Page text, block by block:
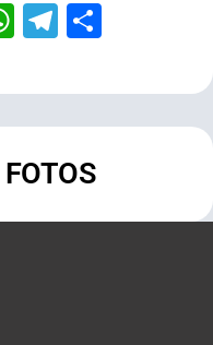
WhatsApp
Telegram